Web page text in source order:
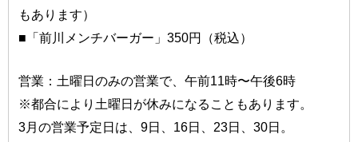
もあります）
■「前川メンチバーガー」350円（税込）
営業：土曜日のみの営業で、午前11時〜午後6時
※都合により土曜日が休みになることもあります。
3月の営業予定日は、9日、16日、23日、30日。